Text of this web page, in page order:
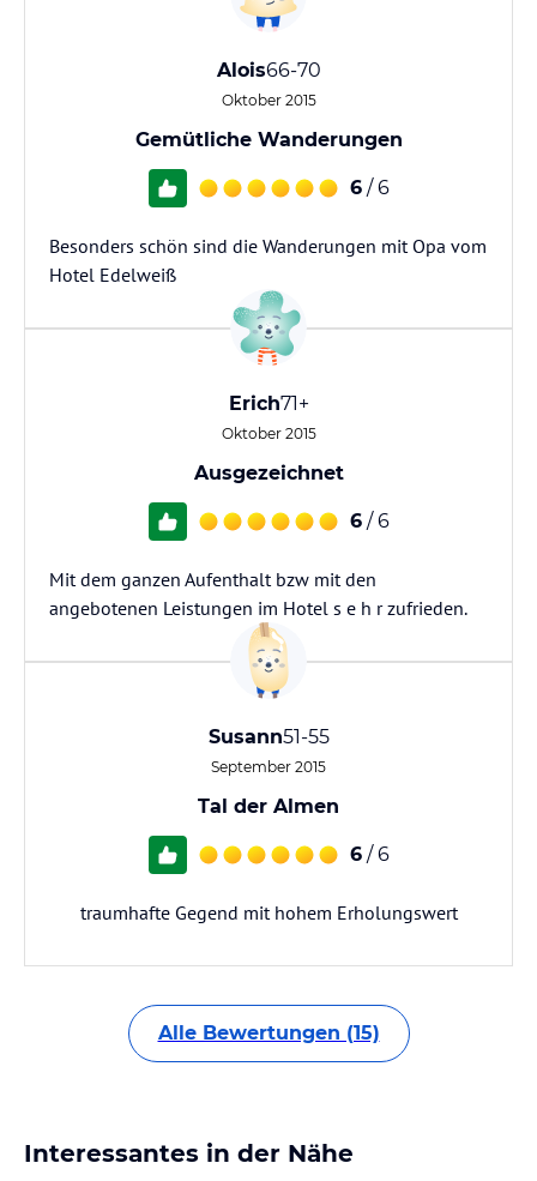
Alois66-70
Oktober 2015
Gemütliche Wanderungen
6 / 6
Besonders schön sind die Wanderungen mit Opa vom
Hotel Edelweiß
Erich71+
Oktober 2015
Ausgezeichnet
6 / 6
Mit dem ganzen Aufenthalt bzw mit den
angebotenen Leistungen im Hotel s e h r zufrieden.
Susann51-55
September 2015
Tal der Almen
6 / 6
traumhafte Gegend mit hohem Erholungswert
Alle Bewertungen (15)
Interessantes in der Nähe